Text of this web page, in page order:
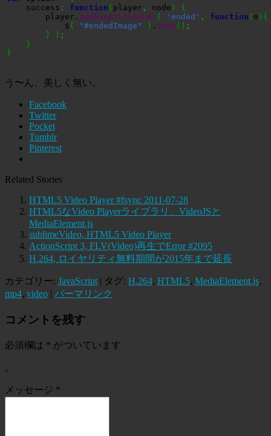
    success
: function ( player , node )
{
        player.
addEventListener ( 'ended' , function ( e ) {
            $
( "#endedImage" ) . show( ) ;
}
) ;
}
}
う〜ん、美しく無い。
Facebook
Twitter
Pocket
Tumblr
Pinterest
Related Stories
HTML5 Video Player #fsync 2011-07-28
HTML5なVideo Playerライブラリ、VideoJSと
MediaElement.js
sublimeVideo, HTML5 Video Player
ActionScript 3, FLV(Video)再生でError #2095
H.264, ロイヤリティ無料期間が2015年まで延長
カテゴリー: JavaScript| タグ: H.264, HTML5, MediaElement.js,
mp4, video | パーマリンク
コメントを残す
必須欄は * がついています
。
メッセージ *